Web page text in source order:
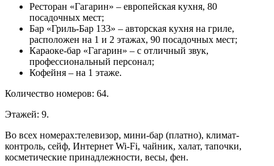
Ресторан «Гагарин» – европейская кухня, 80
посадочных мест;
Бар «Гриль-Бар 133» – авторская кухня на гриле,
расположен на 1 и 2 этажах, 90 посадочных мест;
Караоке-бар «Гагарин» – с отличный звук,
профессиональный персонал;
Кофейня – на 1 этаже.
Количество номеров: 64.
Этажей: 9.
Во всех номерах:телевизор, мини-бар (платно), климат-
контроль, сейф, Интернет Wi-Fi, чайник, халат, тапочки,
косметические принадлежности, весы, фен.